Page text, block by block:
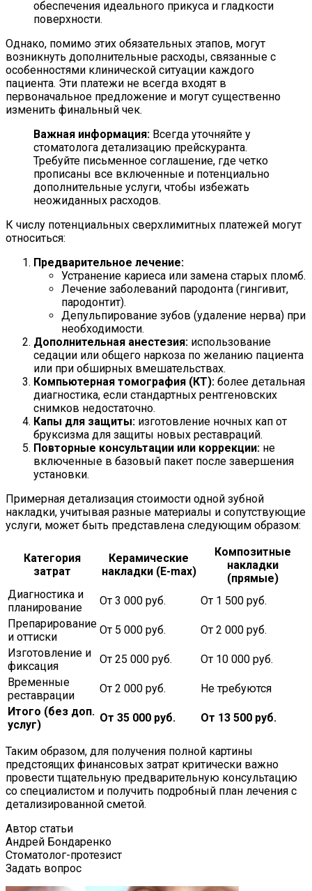
обеспечения идеального прикуса и гладкости
поверхности.
Однако, помимо этих обязательных этапов, могут
возникнуть дополнительные расходы, связанные с
особенностями клинической ситуации каждого
пациента. Эти платежи не всегда входят в
первоначальное предложение и могут существенно
изменить финальный чек.
Важная информация: Всегда уточняйте у
стоматолога детализацию прейскуранта.
Требуйте письменное соглашение, где четко
прописаны все включенные и потенциально
дополнительные услуги, чтобы избежать
неожиданных расходов.
К числу потенциальных сверхлимитных платежей могут
относиться:
Предварительное лечение:
Устранение кариеса или замена старых пломб.
Лечение заболеваний пародонта (гингивит,
пародонтит).
Депульпирование зубов (удаление нерва) при
необходимости.
Дополнительная анестезия: использование
седации или общего наркоза по желанию пациента
или при обширных вмешательствах.
Компьютерная томография (КТ): более детальная
диагностика, если стандартных рентгеновских
снимков недостаточно.
Капы для защиты: изготовление ночных кап от
бруксизма для защиты новых реставраций.
Повторные консультации или коррекции: не
включенные в базовый пакет после завершения
установки.
Примерная детализация стоимости одной зубной
накладки, учитывая разные материалы и сопутствующие
услуги, может быть представлена следующим образом:
Категория
затрат
Керамические
накладки (E-max)
Композитные
накладки
(прямые)
Диагностика и
планирование
От 3 000 руб.
От 1 500 руб.
Препарирование
и оттиски
От 5 000 руб.
От 2 000 руб.
Изготовление и
фиксация
От 25 000 руб.
От 10 000 руб.
Временные
реставрации
От 2 000 руб.
Не требуются
Итого (без доп.
услуг)
От 35 000 руб. От 13 500 руб.
Таким образом, для получения полной картины
предстоящих финансовых затрат критически важно
провести тщательную предварительную консультацию
со специалистом и получить подробный план лечения с
детализированной сметой.
Автор статьи
Андрей Бондаренко
Стоматолог-протезист
Задать вопрос